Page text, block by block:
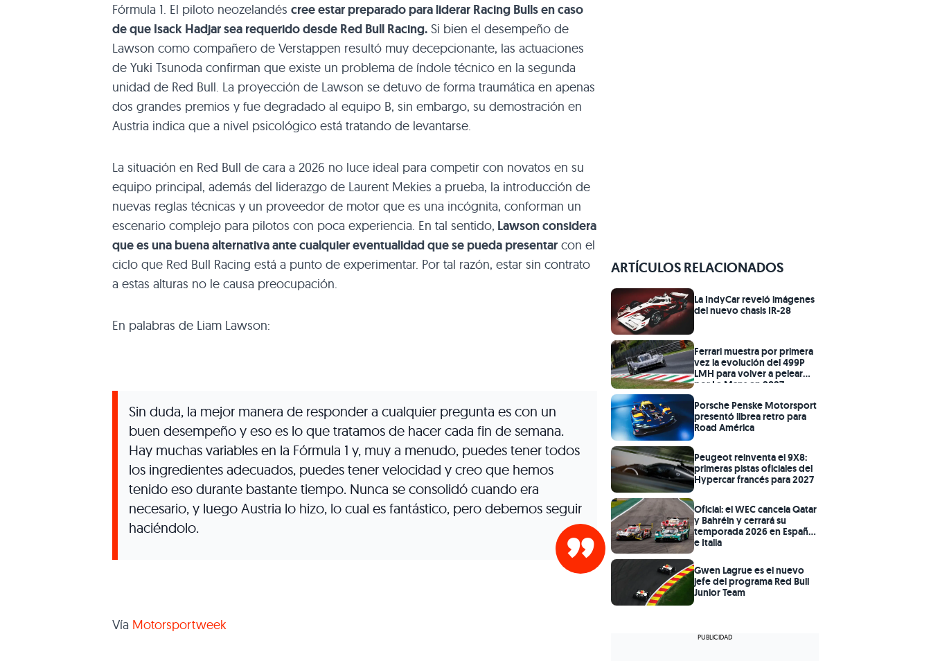
Fórmula 1. El piloto neozelandés cree estar preparado para liderar Racing Bulls en caso
de que Isack Hadjar sea requerido desde Red Bull Racing. Si bien el desempeño de
Lawson como compañero de Verstappen resultó muy decepcionante, las actuaciones
de Yuki Tsunoda confirman que existe un problema de índole técnico en la segunda
unidad de Red Bull. La proyección de Lawson se detuvo de forma traumática en apenas
dos grandes premios y fue degradado al equipo B, sin embargo, su demostración en
Austria indica que a nivel psicológico está tratando de levantarse.
La situación en Red Bull de cara a 2026 no luce ideal para competir con novatos en su
equipo principal, además del liderazgo de Laurent Mekies a prueba, la introducción de
nuevas reglas técnicas y un proveedor de motor que es una incógnita, conforman un
escenario complejo para pilotos con poca experiencia. En tal sentido, Lawson considera
que es una buena alternativa ante cualquier eventualidad que se pueda presentar con el
ciclo que Red Bull Racing está a punto de experimentar. Por tal razón, estar sin contrato
a estas alturas no le causa preocupación.
En palabras de Liam Lawson:
Sin duda, la mejor manera de responder a cualquier pregunta es con un
buen desempeño y eso es lo que tratamos de hacer cada fin de semana.
Hay muchas variables en la Fórmula 1 y, muy a menudo, puedes tener todos
los ingredientes adecuados, puedes tener velocidad y creo que hemos
tenido eso durante bastante tiempo. Nunca se consolidó cuando era
necesario, y luego Austria lo hizo, lo cual es fantástico, pero debemos seguir
haciéndolo.
Vía Motorsportweek
ARTÍCULOS RELACIONADOS
La IndyCar reveló imágenes
del nuevo chasis IR-28
Ferrari muestra por primera
vez la evolución del 499P
LMH para volver a pelear
por Le Mans en 2027
Porsche Penske Motorsport
presentó librea retro para
Road América
Peugeot reinventa el 9X8:
primeras pistas oficiales del
Hypercar francés para 2027
Oficial: el WEC cancela Qatar
y Bahréin y cerrará su
temporada 2026 en España
e Italia
Gwen Lagrue es el nuevo
jefe del programa Red Bull
Junior Team